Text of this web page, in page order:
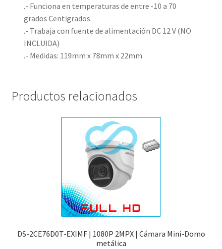
.- Funciona en temperaturas de entre -10 a 70
grados Centigrados
.- Trabaja con fuente de alimentación DC 12 V (NO
INCLUIDA)
.- Medidas: 119mm x 78mm x 22mm
Productos relacionados
DS-2CE76D0T-EXIMF | 1080P 2MPX | Cámara Mini-Domo
metálica